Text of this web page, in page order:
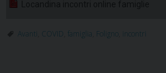
Avanti COVID famiglia Foligno incontri